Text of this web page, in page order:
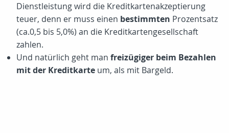
Dienstleistung wird die Kreditkartenakzeptierung
teuer, denn er muss einen bestimmten Prozentsatz
(ca.0,5 bis 5,0%) an die Kreditkartengesellschaft
zahlen.
Und natürlich geht man freizügiger beim Bezahlen
mit der Kreditkarte um, als mit Bargeld.